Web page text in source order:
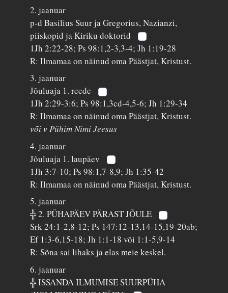
2. jaanuar
p-d Basilius Suur ja Gregorius, Nazianzi,
piiskopid ja Kiriku doktorid
1Jh 2:22-28; Ps 98:1,2-3,3-4; Jh 1:19-28
R: Ilmamaa on näinud oma Päästjat, Kristust.
3. jaanuar
Jõuluaja 1. reede
1Jh 2:29-3:6; Ps 98:1,3cd-4,5-6; Jh 1:29-34
R: Ilmamaa on näinud oma Päästjat, Kristust.
või v Pühim Nimi Jeesus
4. jaanuar
Jõuluaja 1. laupäev
1Jh 3:7-10; Ps 98:1,7-8,9; Jh 1:35-42
R: Ilmamaa on näinud oma Päästjat, Kristust.
5. jaanuar
╬ 2. PÜHAPÄEV PÄRAST JÕULE
Srk 24:1-2,8-12; Ps 147:12-13,14-15,19-20ab;
Ef 1:3-6,15-18; Jh 1:1-18 või 1:1-5,9-14
R: Sõna sai lihaks ja elas meie keskel.
6. jaanuar
╬ ISSANDA ILMUMISE SUURPÜHA